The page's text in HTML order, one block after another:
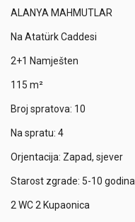
ALANYA MAHMUTLAR
Na Atatürk Caddesi
2+1 Namješten
115 m²
Broj spratova: 10
Na spratu: 4
Orjentacija: Zapad, sjever
Starost zgrade: 5-10 godina
2 WC 2 Kupaonica